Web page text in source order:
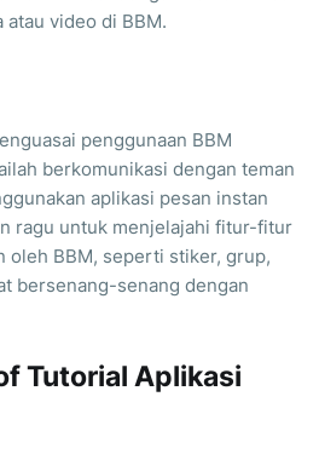
video di BBM.
penggunaan BBM
berkomunikasi dengan teman
aplikasi pesan instan
ragu untuk menjelajahi fitur-fitur
oleh BBM, seperti stiker, grup,
bersenang-senang dengan
Tutorial Aplikasi